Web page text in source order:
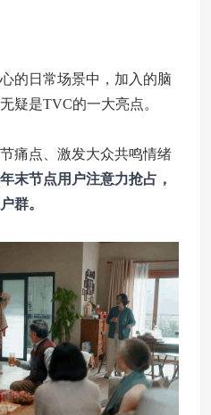
的日常场景中，加入的脑
疑是TVC的一大亮点。
痛点、激发大众共鸣情绪
末节点用户注意力抢占，
群。